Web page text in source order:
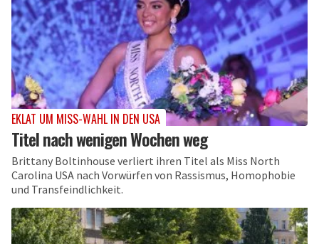
EKLAT UM MISS-WAHL IN DEN USA
Titel nach wenigen Wochen weg
Brittany Boltinhouse verliert ihren Titel als Miss North
Carolina USA nach Vorwürfen von Rassismus, Homophobie
und Transfeindlichkeit.